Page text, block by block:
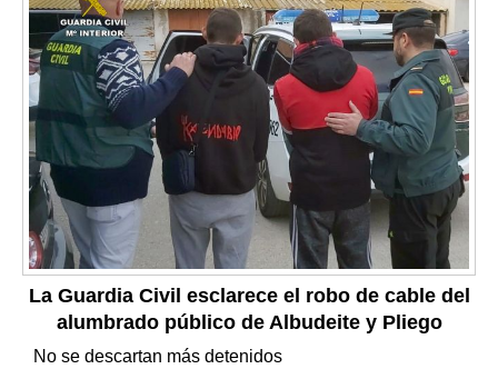
La Guardia Civil esclarece el robo de cable del
alumbrado público de Albudeite y Pliego
No se descartan más detenidos